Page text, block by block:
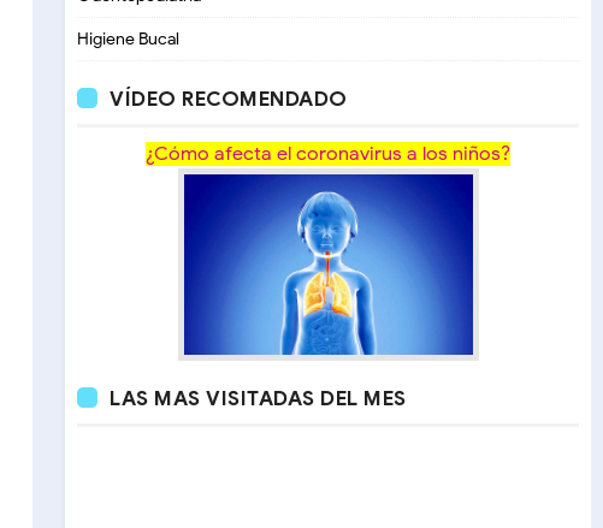
Higiene Bucal
VÍDEO RECOMENDADO
¿Cómo afecta el coronavirus a los niños?
LAS MAS VISITADAS DEL MES